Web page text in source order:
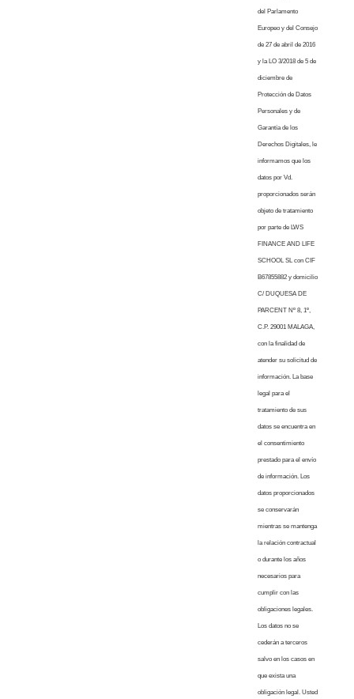
del Parlamento
Europeo y del Consejo
de 27 de abril de 2016
y la LO 3/2018 de 5 de
diciembre de
Protección de Datos
Personales y de
Garantía de los
Derechos Digitales, le
informamos que los
datos por Vd.
proporcionados serán
objeto de tratamiento
por parte de LWS
FINANCE AND LIFE
SCHOOL SL con CIF
B67855882 y domicilio
C/ DUQUESA DE
PARCENT Nº 8, 1º,
C.P. 29001 MALAGA,
con la finalidad de
atender su solicitud de
información. La base
legal para el
tratamiento de sus
datos se encuentra en
el consentimiento
prestado para el envío
de información. Los
datos proporcionados
se conservarán
mientras se mantenga
la relación contractual
o durante los años
necesarios para
cumplir con las
obligaciones legales.
Los datos no se
cederán a terceros
salvo en los casos en
que exista una
obligación legal. Usted